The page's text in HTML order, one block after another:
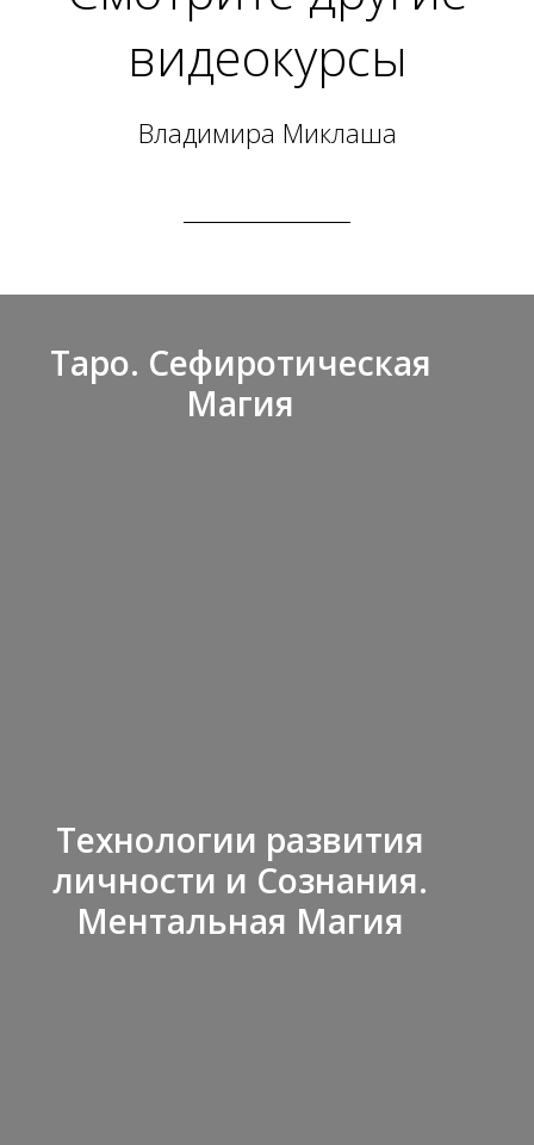
видеокурсы
Владимира Миклаша
Таро. Сефиротическая
Магия
Технологии развития
личности и Сознания.
Ментальная Магия